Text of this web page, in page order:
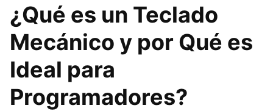
¿Qué es un Teclado
Mecánico y por Qué es
Ideal para
Programadores?